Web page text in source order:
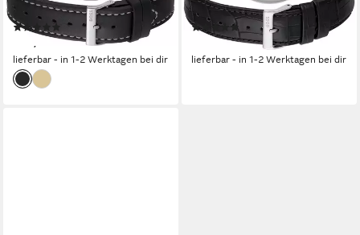
Stoppfunktion, Lederarmband
(4)
279,00 €
lieferbar - in 1-2 Werktagen bei dir
Stoppfunktion, Lederarmband
(4)
299,00 €
lieferbar - in 1-2 Werktagen bei dir